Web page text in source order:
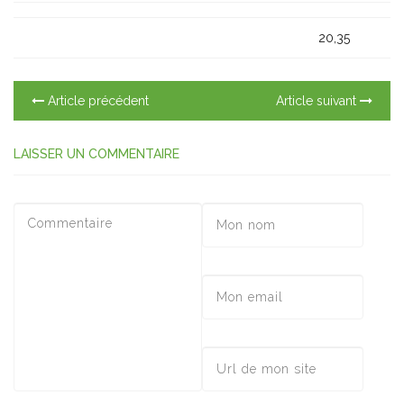
20,35
Article précédent Article suivant
LAISSER UN COMMENTAIRE